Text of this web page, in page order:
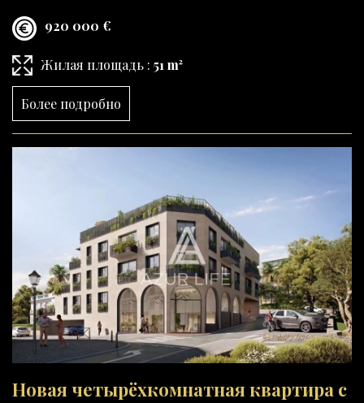
920 000 €
Жилая площадь : 51 m²
Более подробно
Новая четырёхкомнатная квартира с